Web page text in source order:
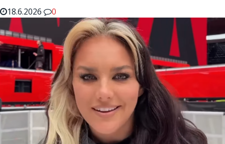
18.6.2026
0